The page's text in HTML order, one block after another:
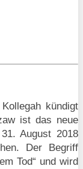
kündigt
ist das neue
August 2018
Der Begriff
Tod“ und wird